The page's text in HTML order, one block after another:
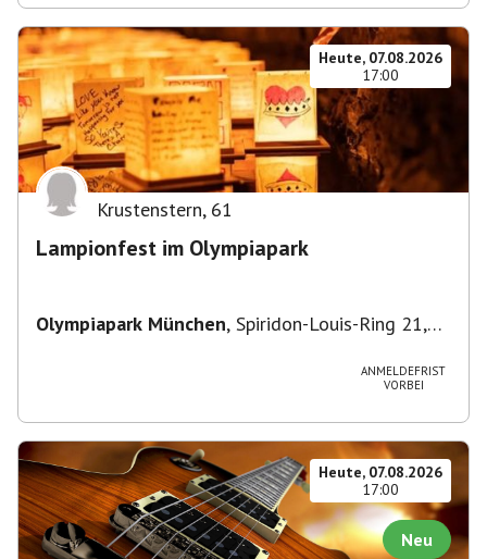
Heute, 07.08.2026
17:00
Krustenstern, 61
Lampionfest im Olympiapark
Olympiapark München, Spiridon-Louis-Ring 21,
ANMELDEFRIST
VORBEI
Heute, 07.08.2026
17:00
Neu